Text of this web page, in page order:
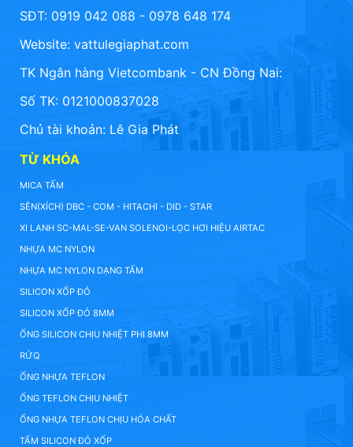
SĐT: 0919 042 088 - 0978 648 174
Website: vattulegiaphat.com
TK Ngân hàng Vietcombank - CN Đồng Nai:
Số TK: 0121000837028
Chủ tài khoản: Lê Gia Phát
TỪ KHÓA
MICA TẤM
SÊN(XÍCH) DBC - COM - HITACHI - DID - STAR
XI LANH SC-MAL-SE-VAN SOLENOI-LỌC HƠI HIỆU AIRTAC
NHỰA MC NYLON
NHỰA MC NYLON DẠNG TẤM
SILICON XỐP ĐỎ
SILICON XỐP ĐỎ 8MM
ỐNG SILICON CHỊU NHIỆT PHI 8MM
RỬQ
ỐNG NHỰA TEFLON
ỐNG TEFLON CHỊU NHIỆT
ỐNG NHỰA TEFLON CHỊU HÓA CHẤT
TẤM SILICON ĐỎ XỐP